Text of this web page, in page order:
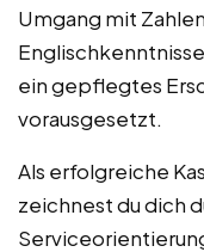
Umgang mit
ein gepflegtes
vorausgesetzt.
Als erfolgreiche
zeichnest du dich